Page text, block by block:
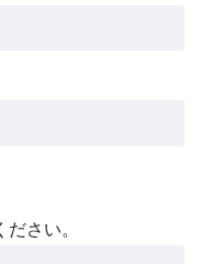
さい。